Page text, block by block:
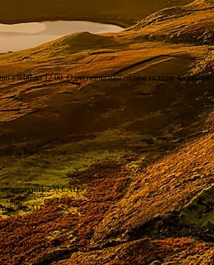
з 9:00 до 12:00. Одна навчальна година складає 45 хвилин.
за Ванкувером.
коштують 250 CAD.
550 CAD.
650 CAD.
800 CAD.